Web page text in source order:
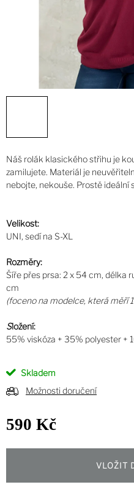
Náš rolák klasického střihu je
zamilujete. Materiál je
nebojte, nekouše. Prostě ideální
Velikost:
UNI, sedí na S-XL
Rozměry:
Šíře přes prsa: 2 x 54 cm, délka
cm
(foceno na modelce, která měří
Složení:
55% viskóza + 35% polyester +
Skladem
Možnosti doručení
590 Kč
VLOŽIT